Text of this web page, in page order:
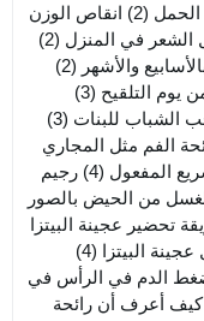
(2)
انقاص الوزن
الشعر في المنزل (2)
والأشهر (2)
يوم التلقيح (3)
الشباب للبنات (3)
الفم مثل المجاري
المفعول (4)
رجيم
من الحيض بالصور
تحضير عجينة البيتزا
البيتزا (4)
ضغط الدم في الرأس في
كيف أعرف أن رائحة